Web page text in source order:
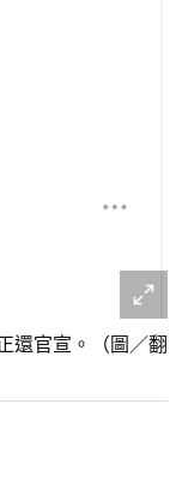
還官宣。（圖／翻